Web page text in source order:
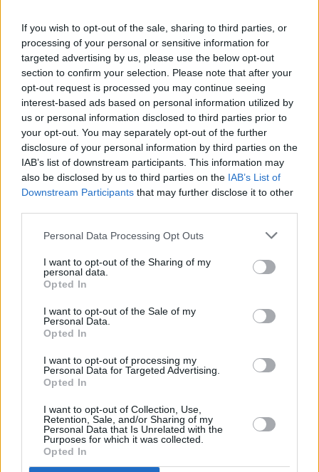
If you wish to opt-out of the sale, sharing to third parties, or
processing of your personal or sensitive information for
targeted advertising by us, please use the below opt-out
section to confirm your selection. Please note that after your
opt-out request is processed you may continue seeing
interest-based ads based on personal information utilized by
us or personal information disclosed to third parties prior to
your opt-out. You may separately opt-out of the further
disclosure of your personal information by third parties on the
IAB’s list of downstream participants. This information may
also be disclosed by us to third parties on the IAB’s List of
Downstream Participants that may further disclose it to other
Personal Data Processing Opt Outs
I want to opt-out of the Sharing of my
personal data.
Opted In
I want to opt-out of the Sale of my
Personal Data.
Opted In
I want to opt-out of processing my
Personal Data for Targeted Advertising.
Opted In
I want to opt-out of Collection, Use,
Retention, Sale, and/or Sharing of my
Personal Data that Is Unrelated with the
Purposes for which it was collected.
Opted In
El auditorio de Gran Tarajal acogerá el espectáculo "Dentadura PosRisa"
en el que "El Sevilla" compartirá escenario con el humorista lanzaroteño
Abril 28, 2016
Actos por el Día Internacional de la
Danza